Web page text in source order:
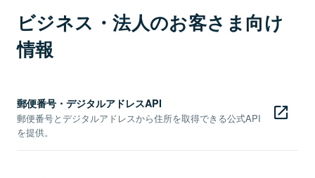
ビジネス・法人のお客さま向け
情報
郵便番号・デジタルアドレスAPI
郵便番号とデジタルアドレスから住所を取得できる公式API
を提供。